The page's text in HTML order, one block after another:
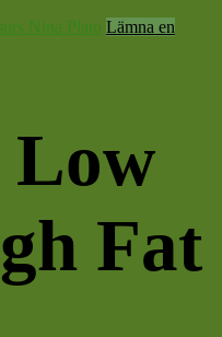
Nina Plato Lämna en
Low
Fat